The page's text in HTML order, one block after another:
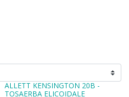
ALLETT KENSINGTON 20B -
TOSAERBA ELICOIDALE